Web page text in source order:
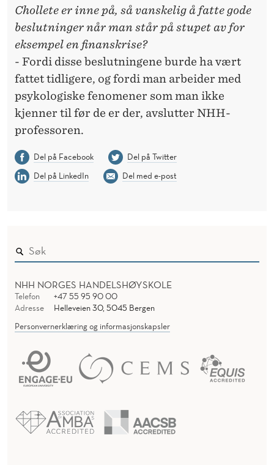
Chollete er inne på, så vanskelig å fatte gode
beslutninger når man står på stupet av for
eksempel en finanskrise?
- Fordi disse beslutningene burde ha vært
fattet tidligere, og fordi man arbeider med
psykologiske fenomener som man ikke
kjenner til før de er der, avslutter NHH-
professoren.
Del på Facebook
Del på Twitter
Del på LinkedIn
Del med e-post
NHH NORGES HANDELSHØYSKOLE
Telefon
+47 55 95 90 00
Adresse
Helleveien 30, 5045 Bergen
Personvernerklæring og informasjonskapsler